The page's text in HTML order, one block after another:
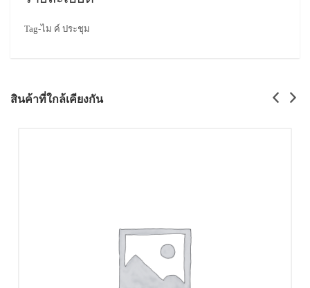
Tag-ไม ค์ ประชุม
สินค้าที่ใกล้เคียงกัน